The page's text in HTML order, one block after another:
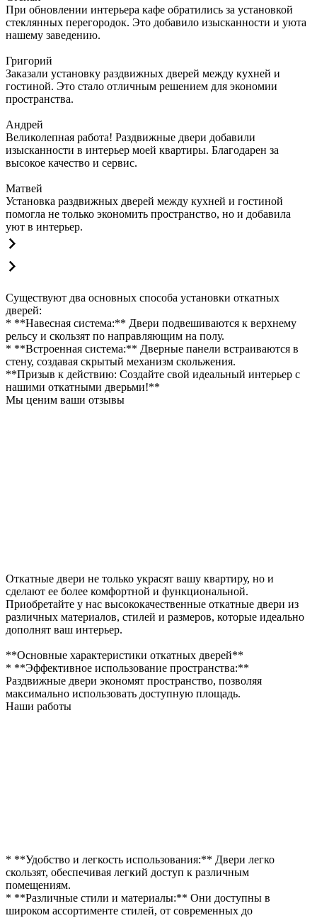
При обновлении интерьера кафе обратились за установкой
стеклянных перегородок. Это добавило изысканности и уюта
нашему заведению.
Григорий
Заказали установку раздвижных дверей между кухней и
гостиной. Это стало отличным решением для экономии
пространства.
Андрей
Великолепная работа! Раздвижные двери добавили
изысканности в интерьер моей квартиры. Благодарен за
высокое качество и сервис.
Матвей
Установка раздвижных дверей между кухней и гостиной
помогла не только экономить пространство, но и добавила
уют в интерьер.
Существуют два основных способа установки откатных
дверей:
* **Навесная система:** Двери подвешиваются к верхнему
рельсу и скользят по направляющим на полу.
* **Встроенная система:** Дверные панели встраиваются в
стену, создавая скрытый механизм скольжения.
**Призыв к действию: Создайте свой идеальный интерьер с
нашими откатными дверьми!**
Мы ценим ваши отзывы
Откатные двери не только украсят вашу квартиру, но и
сделают ее более комфортной и функциональной.
Приобретайте у нас высококачественные откатные двери из
различных материалов, стилей и размеров, которые идеально
дополнят ваш интерьер.
**Основные характеристики откатных дверей**
* **Эффективное использование пространства:**
Раздвижные двери экономят пространство, позволяя
максимально использовать доступную площадь.
Наши работы
* **Удобство и легкость использования:** Двери легко
скользят, обеспечивая легкий доступ к различным
помещениям.
* **Различные стили и материалы:** Они доступны в
широком ассортименте стилей, от современных до